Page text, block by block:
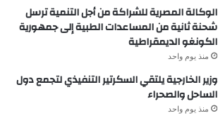
الوكالة المصرية للشراكة من أجل التنمية ترسل
شحنة ثانية من المساعدات الطبية إلى جمهورية
الكونغو الديمقراطية
منذ يوم واحد
وزير الخارجية يلتقي السكرتير التنفيذي لتجمع دول
الساحل والصحراء
منذ يوم واحد